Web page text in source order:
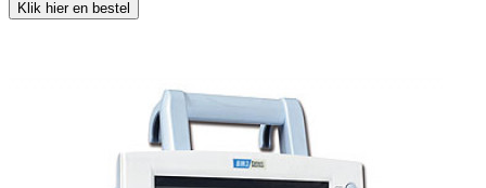
Klik hier en bestel